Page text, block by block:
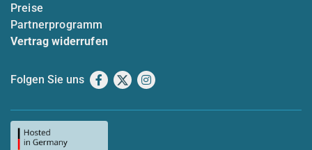
Preise
Partnerprogramm
Vertrag widerrufen
Folgen Sie uns Facebook
X Instagram